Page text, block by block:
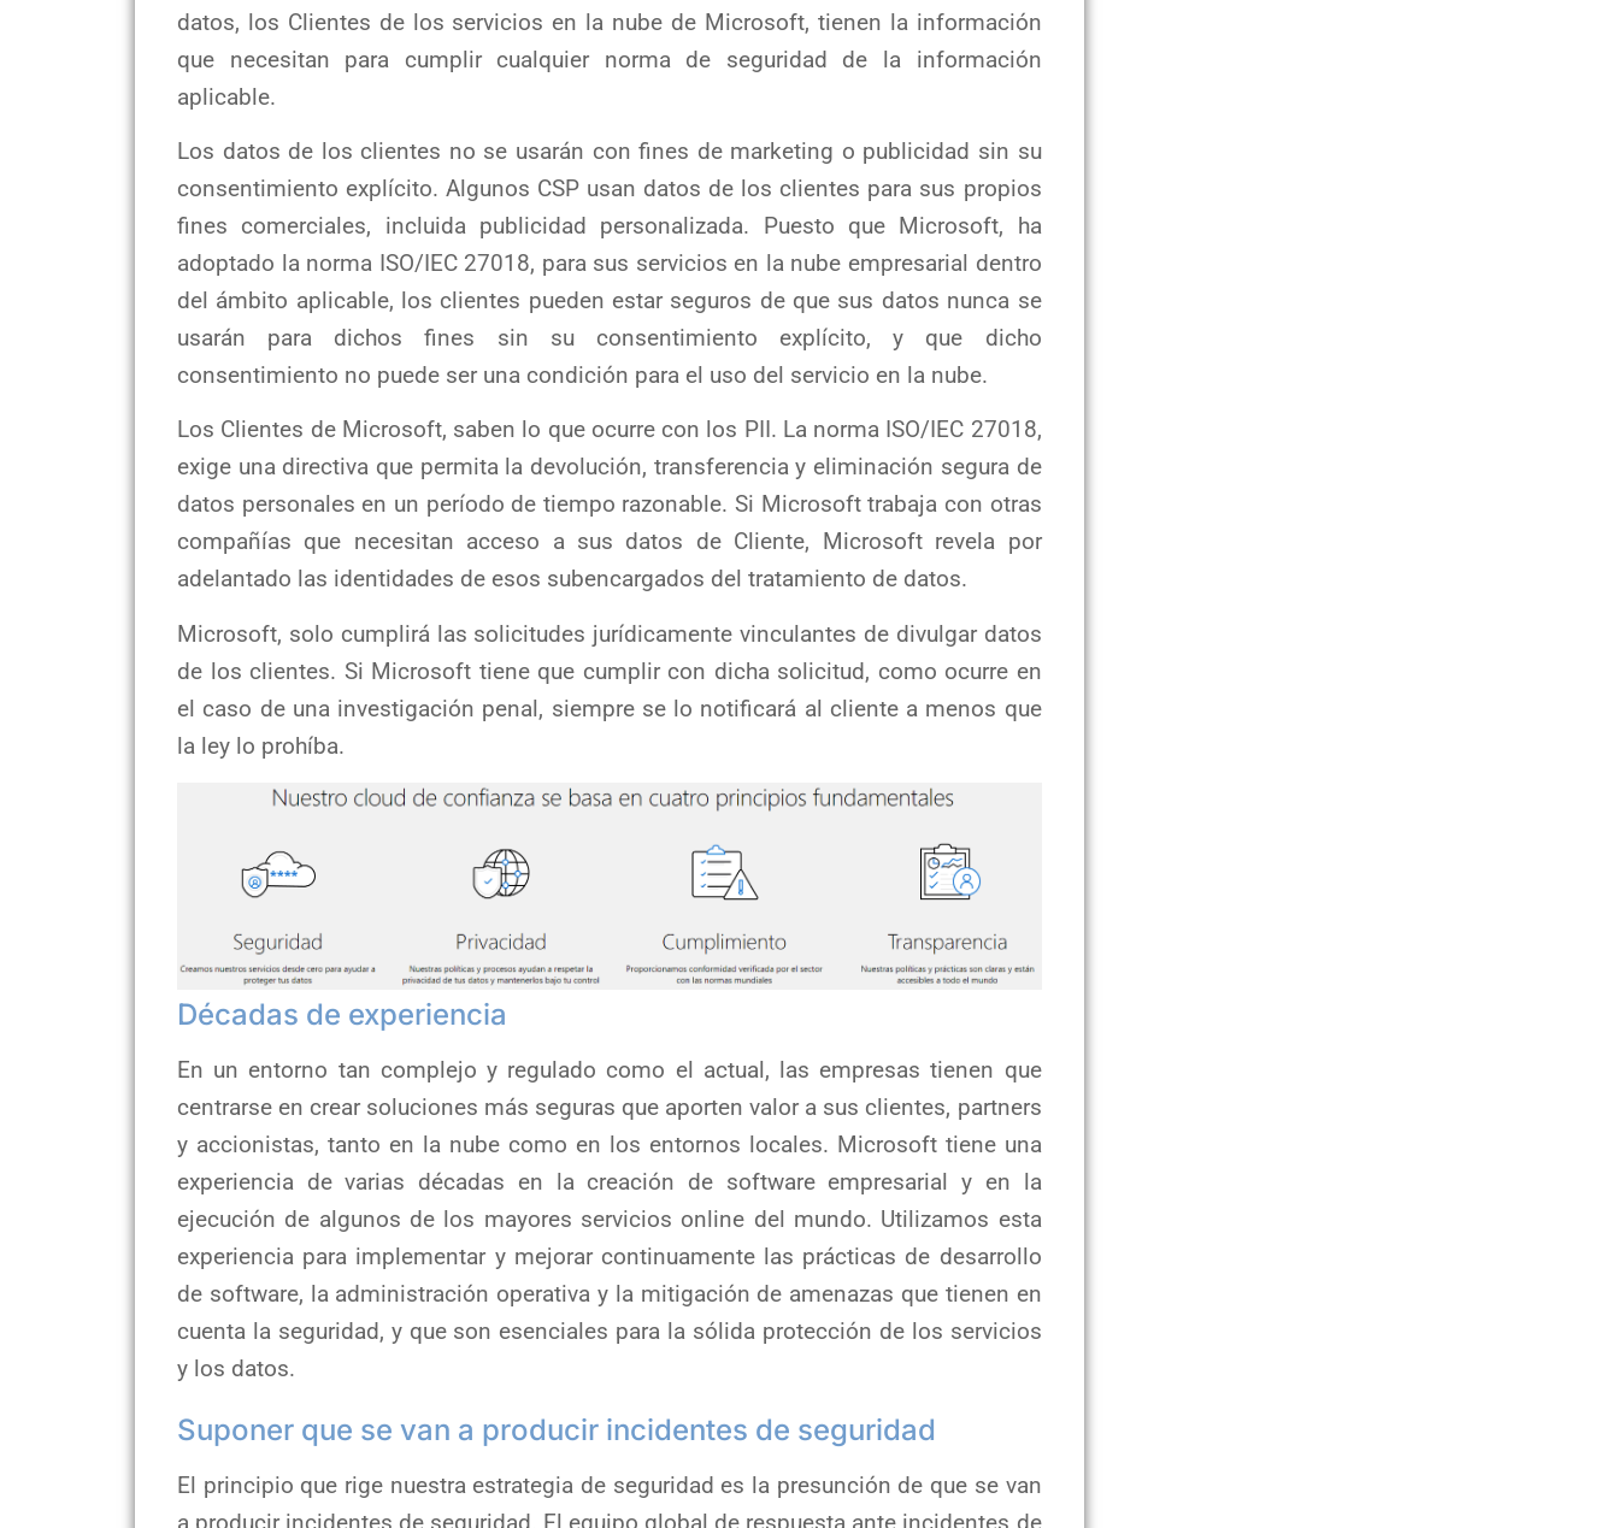
datos, los Clientes de los servicios en la nube de Microsoft, tienen la información
que necesitan para cumplir cualquier norma de seguridad de la información
aplicable.
Los datos de los clientes no se usarán con fines de marketing o publicidad sin su
consentimiento explícito. Algunos CSP usan datos de los clientes para sus propios
fines comerciales, incluida publicidad personalizada. Puesto que Microsoft, ha
adoptado la norma ISO/IEC 27018, para sus servicios en la nube empresarial dentro
del ámbito aplicable, los clientes pueden estar seguros de que sus datos nunca se
usarán para dichos fines sin su consentimiento explícito, y que dicho
consentimiento no puede ser una condición para el uso del servicio en la nube.
Los Clientes de Microsoft, saben lo que ocurre con los PII. La norma ISO/IEC 27018,
exige una directiva que permita la devolución, transferencia y eliminación segura de
datos personales en un período de tiempo razonable. Si Microsoft trabaja con otras
compañías que necesitan acceso a sus datos de Cliente, Microsoft revela por
adelantado las identidades de esos subencargados del tratamiento de datos.
Microsoft, solo cumplirá las solicitudes jurídicamente vinculantes de divulgar datos
de los clientes. Si Microsoft tiene que cumplir con dicha solicitud, como ocurre en
el caso de una investigación penal, siempre se lo notificará al cliente a menos que
la ley lo prohíba.
Décadas de experiencia
En un entorno tan complejo y regulado como el actual, las empresas tienen que
centrarse en crear soluciones más seguras que aporten valor a sus clientes, partners
y accionistas, tanto en la nube como en los entornos locales. Microsoft tiene una
experiencia de varias décadas en la creación de software empresarial y en la
ejecución de algunos de los mayores servicios online del mundo. Utilizamos esta
experiencia para implementar y mejorar continuamente las prácticas de desarrollo
de software, la administración operativa y la mitigación de amenazas que tienen en
cuenta la seguridad, y que son esenciales para la sólida protección de los servicios
y los datos.
Suponer que se van a producir incidentes de seguridad
El principio que rige nuestra estrategia de seguridad es la presunción de que se van